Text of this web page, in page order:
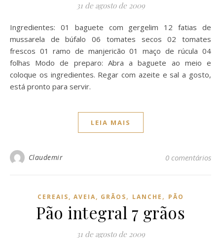
31 de agosto de 2009
Ingredientes: 01 baguete com gergelim 12 fatias de
mussarela de búfalo 06 tomates secos 02 tomates
frescos 01 ramo de manjericão 01 maço de rúcula 04
folhas Modo de preparo: Abra a baguete ao meio e
coloque os ingredientes. Regar com azeite e sal a gosto,
está pronto para servir.
LEIA MAIS
Claudemir 0 comentários
CEREAIS, AVEIA, GRÃOS, LANCHE , PÃO
Pão integral 7 grãos
31 de agosto de 2009